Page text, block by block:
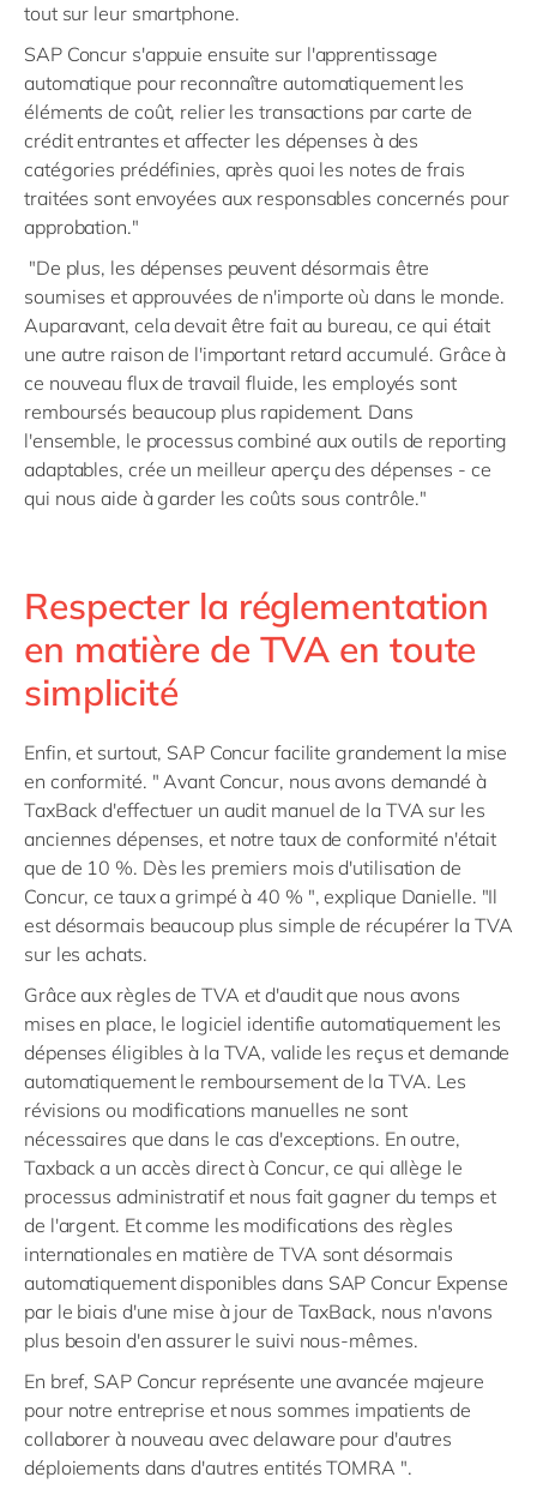
tout sur leur smartphone.
SAP Concur s'appuie ensuite sur l'apprentissage
automatique pour reconnaître automatiquement les
éléments de coût, relier les transactions par carte de
crédit entrantes et affecter les dépenses à des
catégories prédéfinies, après quoi les notes de frais
traitées sont envoyées aux responsables concernés pour
approbation."
"De plus, les dépenses peuvent désormais être
soumises et approuvées de n'importe où dans le monde.
Auparavant, cela devait être fait au bureau, ce qui était
une autre raison de l'important retard accumulé. Grâce à
ce nouveau flux de travail fluide, les employés sont
remboursés beaucoup plus rapidement. Dans
l'ensemble, le processus combiné aux outils de reporting
adaptables, crée un meilleur aperçu des dépenses - ce
qui nous aide à garder les coûts sous contrôle."
Respecter la réglementation
en matière de TVA en toute
simplicité
Enfin, et surtout, SAP Concur facilite grandement la mise
en conformité. " Avant Concur, nous avons demandé à
TaxBack d'effectuer un audit manuel de la TVA sur les
anciennes dépenses, et notre taux de conformité n'était
que de 10 %. Dès les premiers mois d'utilisation de
Concur, ce taux a grimpé à 40 % ", explique Danielle. "Il
est désormais beaucoup plus simple de récupérer la TVA
sur les achats.
Grâce aux règles de TVA et d'audit que nous avons
mises en place, le logiciel identifie automatiquement les
dépenses éligibles à la TVA, valide les reçus et demande
automatiquement le remboursement de la TVA. Les
révisions ou modifications manuelles ne sont
nécessaires que dans le cas d'exceptions. En outre,
Taxback a un accès direct à Concur, ce qui allège le
processus administratif et nous fait gagner du temps et
de l'argent. Et comme les modifications des règles
internationales en matière de TVA sont désormais
automatiquement disponibles dans SAP Concur Expense
par le biais d'une mise à jour de TaxBack, nous n'avons
plus besoin d'en assurer le suivi nous-mêmes.
En bref, SAP Concur représente une avancée majeure
pour notre entreprise et nous sommes impatients de
collaborer à nouveau avec delaware pour d'autres
déploiements dans d'autres entités TOMRA ".